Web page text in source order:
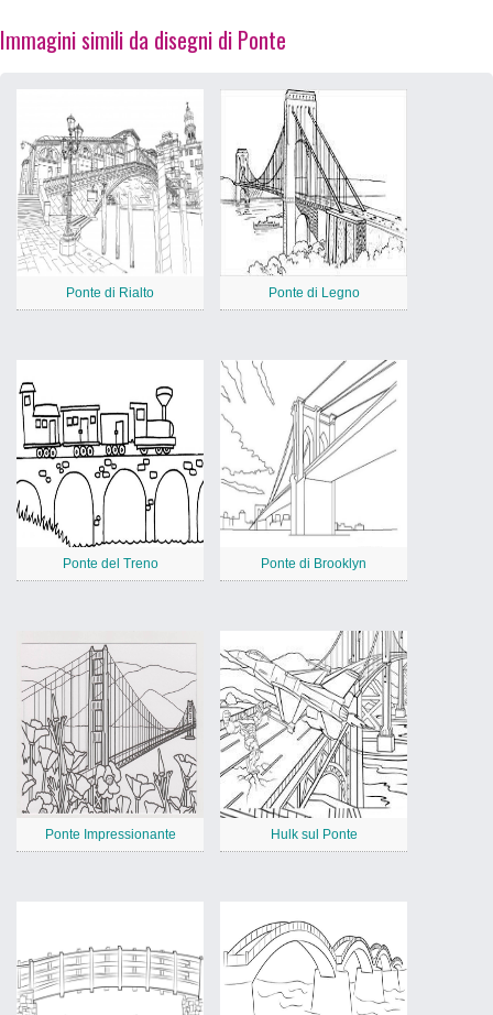
Immagini simili da disegni di Ponte
Ponte di Rialto Ponte di Legno
Ponte del Treno Ponte di Brooklyn
Ponte Impressionante Hulk sul Ponte